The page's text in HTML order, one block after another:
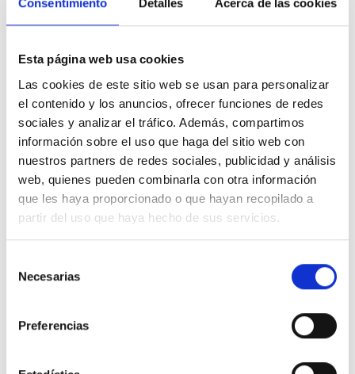
Consentimiento Detalles Acerca de las cookies
Esta página web usa cookies
Las cookies de este sitio web se usan para personalizar
el contenido y los anuncios, ofrecer funciones de redes
sociales y analizar el tráfico. Además, compartimos
información sobre el uso que haga del sitio web con
nuestros partners de redes sociales, publicidad y análisis
web, quienes pueden combinarla con otra información
que les haya proporcionado o que hayan recopilado a
partir del uso que haya hecho de sus servicios.
Necesarias
Preferencias
Es injustificable.
A Usuario Anónimo
2016 Eka. 16
161babes
PARTEKATU BALORATU
2016 Eka. 16